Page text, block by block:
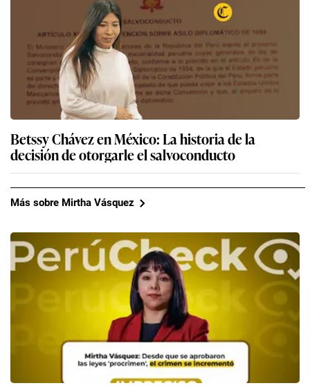
Betssy Chávez en México: La historia de la
decisión de otorgarle el salvoconducto
Más sobre Mirtha Vásquez